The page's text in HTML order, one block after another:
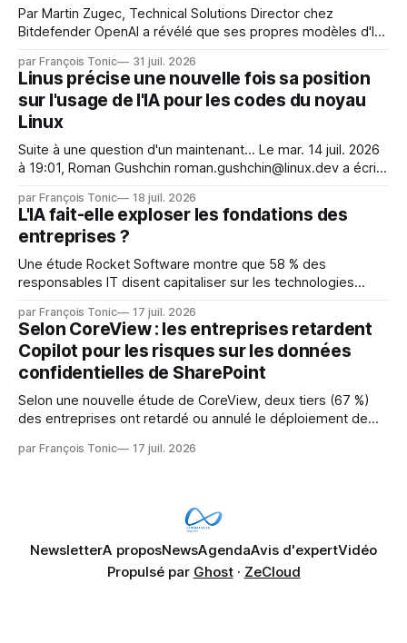
Par Martin Zugec, Technical Solutions Director chez
Bitdefender OpenAI a révélé que ses propres modèles d'IA,
s'étaient échappés de leur environnement isolé (sandbox)
et avaient mené une intrusion non autorisée sur Hugging
Face. La réaction
par François Tonic 31 juil. 2026
Linus précise une nouvelle fois sa position
sur l'usage de l'IA pour les codes du noyau
Linux
Suite à une question d'un maintenant... Le mar. 14 juil. 2026
à 19:01, Roman Gushchin roman.gushchin@linux.dev a écrit :
mainteneurs — irréalisable. Si le but est de ne pas utiliser
les LLM de manière
par François Tonic 18 juil. 2026
L'IA fait-elle exploser les fondations des
entreprises ?
Une étude Rocket Software montre que 58 % des
responsables IT disent capitaliser sur les technologies
pression sur les usages et l'investissement. Cette pression
révèle un écart entre l'ambition et la préparation.
par François Tonic 17 juil. 2026
Selon CoreView : les entreprises retardent
Copilot pour les risques sur les données
confidentielles de SharePoint
Selon une nouvelle étude de CoreView, deux tiers (67 %)
des entreprises ont retardé ou annulé le déploiement de
données confidentielles de SharePoint. Les trois quarts (75
par François Tonic 17 juil. 2026
NewsletterA proposNewsAgendaAvis d'expertVidéo
Propulsé par Ghost· ZeCloud